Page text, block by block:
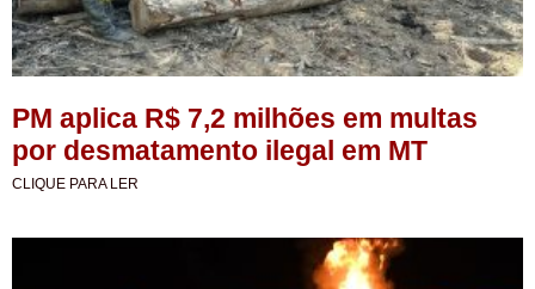
PM aplica R$ 7,2 milhões em multas
por desmatamento ilegal em MT
CLIQUE PARA LER